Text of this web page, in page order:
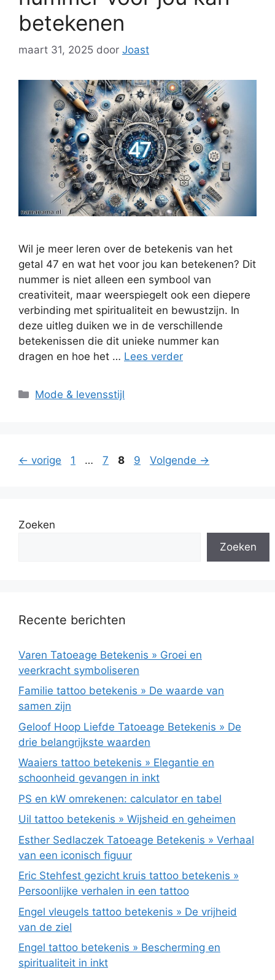
betekenen
maart 31, 2025 door Joast
Wil je meer leren over de betekenis van het
getal 47 en wat het voor jou kan betekenen? Dit
nummer is niet alleen een symbool van
creativiteit, maar weerspiegelt ook een diepere
verbinding met spiritualiteit en bewustzijn. In
deze uitleg duiken we in de verschillende
betekenissen die dit unieke nummer kan
dragen en hoe het … Lees verder
Categorieën
Mode & levensstijl
← vorige Pagina
1 … Pagina
7 Pagina
8 Pagina
9 Volgende →
Zoeken
Zoeken
Recente berichten
Varen Tatoeage Betekenis » Groei en
veerkracht symboliseren
Familie tattoo betekenis » De waarde van
samen zijn
Geloof Hoop Liefde Tatoeage Betekenis » De
drie belangrijkste waarden
Waaiers tattoo betekenis » Elegantie en
schoonheid gevangen in inkt
PS en kW omrekenen: calculator en tabel
Uil tattoo betekenis » Wijsheid en geheimen
Esther Sedlaczek Tatoeage Betekenis » Verhaal
van een iconisch figuur
Eric Stehfest gezicht kruis tattoo betekenis »
Persoonlijke verhalen in een tattoo
Engel vleugels tattoo betekenis » De vrijheid
van de ziel
Engel tattoo betekenis » Bescherming en
spiritualiteit in inkt